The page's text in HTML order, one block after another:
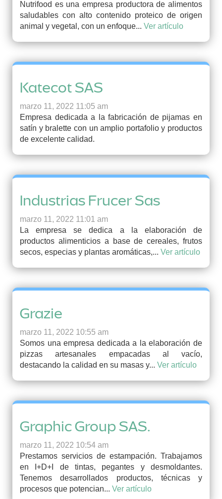
Nutrifood es una empresa productora de alimentos
saludables con alto contenido proteico de origen
animal y vegetal, con un enfoque... Ver artículo
Katecot SAS
marzo 11, 2022 11:05 am
Empresa dedicada a la fabricación de pijamas en
satín y bralette con un amplio portafolio y productos
de excelente calidad.
Industrias Frucer Sas
marzo 11, 2022 11:01 am
La empresa se dedica a la elaboración de
productos alimenticios a base de cereales, frutos
secos, especias y plantas aromáticas,... Ver artículo
Grazie
marzo 11, 2022 10:55 am
Somos una empresa dedicada a la elaboración de
pizzas artesanales empacadas al vacío,
destacando la calidad en su masas y... Ver artículo
Graphic Group SAS.
marzo 11, 2022 10:54 am
Prestamos servicios de estampación. Trabajamos
en I+D+I de tintas, pegantes y desmoldantes.
Tenemos desarrollados productos, técnicas y
procesos que potencian... Ver artículo